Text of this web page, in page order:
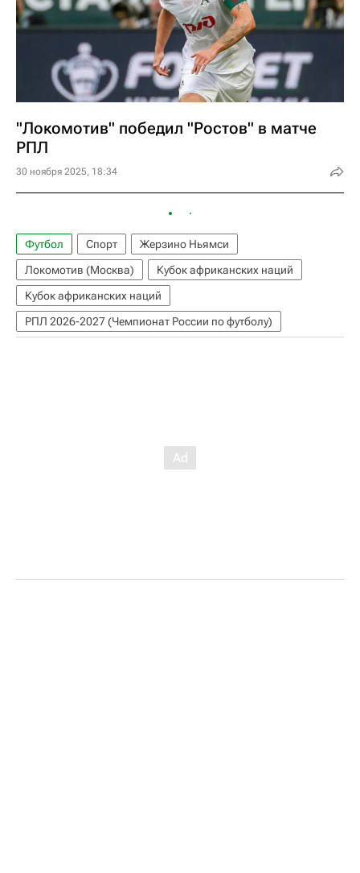
"Локомотив" победил "Ростов" в матче
РПЛ
30 ноября 2025, 18:34
Футбол Спорт
Жерзино Ньямси
Локомотив (Москва)
Кубок африканских наций
Кубок африканских наций
РПЛ 2026-2027 (Чемпионат России по футболу)